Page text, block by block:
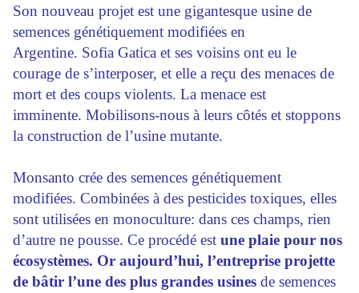
Son nouveau projet est une gigantesque usine de
semences génétiquement modifiées en
Argentine. Sofia Gatica et ses voisins ont eu le
courage de s’interposer, et elle a reçu des menaces de
mort et des coups violents. La menace est
imminente. Mobilisons-nous à leurs côtés et stoppons
la construction de l’usine mutante.
Monsanto crée des semences génétiquement
modifiées. Combinées à des pesticides toxiques, elles
sont utilisées en monoculture: dans ces champs, rien
d’autre ne pousse. Ce procédé est une plaie pour nos
écosystèmes. Or aujourd’hui, l’entreprise projette
de bâtir l’une des plus grandes usines de semences